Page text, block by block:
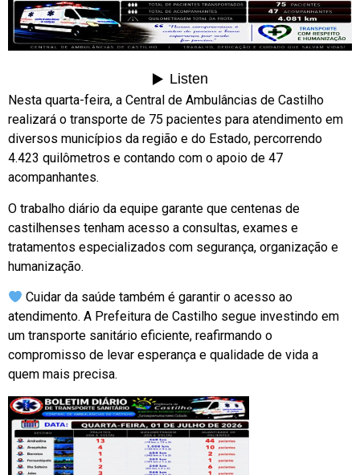
Nesta quarta-feira, a Central de Ambulâncias de Castilho
realizará o transporte de 75 pacientes para atendimento em
diversos municípios da região e do Estado, percorrendo
4.423 quilômetros e contando com o apoio de 47
acompanhantes.
O trabalho diário da equipe garante que centenas de
castilhenses tenham acesso a consultas, exames e
tratamentos especializados com segurança, organização e
humanização.
Cuidar da saúde também é garantir o acesso ao
atendimento. A Prefeitura de Castilho segue investindo em
um transporte sanitário eficiente, reafirmando o
compromisso de levar esperança e qualidade de vida a
quem mais precisa.